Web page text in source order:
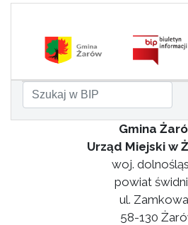
Gmina
Urząd Miejski w
woj.
powiat
ul.
58-130